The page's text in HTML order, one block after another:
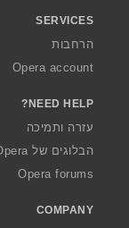
SERVICES
הרחבות
Opera account
NEED HELP?
עזרה ותמיכה
הבלוגים של Opera
Opera forums
COMPANY